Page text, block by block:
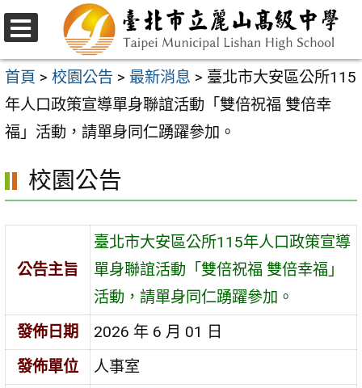
跳
至
主
要
內
區
選
單
首頁 > 校園公告 > 最新消息 > 臺北市大安區公所115
年人口政策宣導單身聯誼活動「雙倍祝福 雙倍幸
福」活動，請單身同仁踴躍參加。
校園公告
公告主旨
臺北市大安區公所115年人口政策宣導
單身聯誼活動「雙倍祝福 雙倍幸福」
活動，請單身同仁踴躍參加。
發佈日期
2026 年 6 月 01 日
發佈單位
人事室